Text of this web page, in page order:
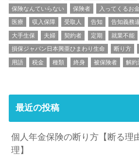
保険なんていらない
保険者 入ってくるお金
医療
収入保障 受取人 告知 告知義務
大手生保
夫婦 契約者 定期 就業不能
損保ジャパン日本興亜ひまわり生命
断り方
用語
税金 種類 終身 被保険者 解約
最近の投稿
個人年金保険の断り方【断る理
理】